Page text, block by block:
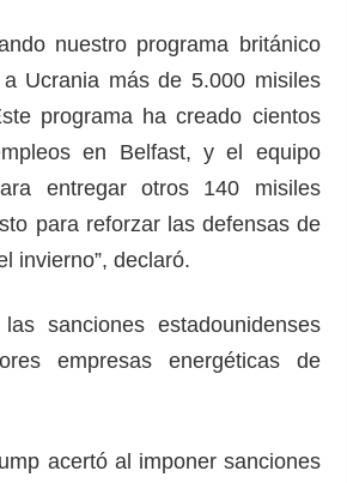
nuestro programa británico
Ucrania más de 5.000 misiles
programa ha creado cientos
en Belfast, y el equipo
entregar otros 140 misiles
para reforzar las defensas de
invierno”, declaró.
sanciones estadounidenses
empresas energéticas de
acertó al imponer sanciones